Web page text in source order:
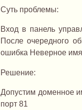
Суть проблемы:
Вход в панель
После очередного
ошибка Неверное имя
Решение:
Допустим доменное
порт 81